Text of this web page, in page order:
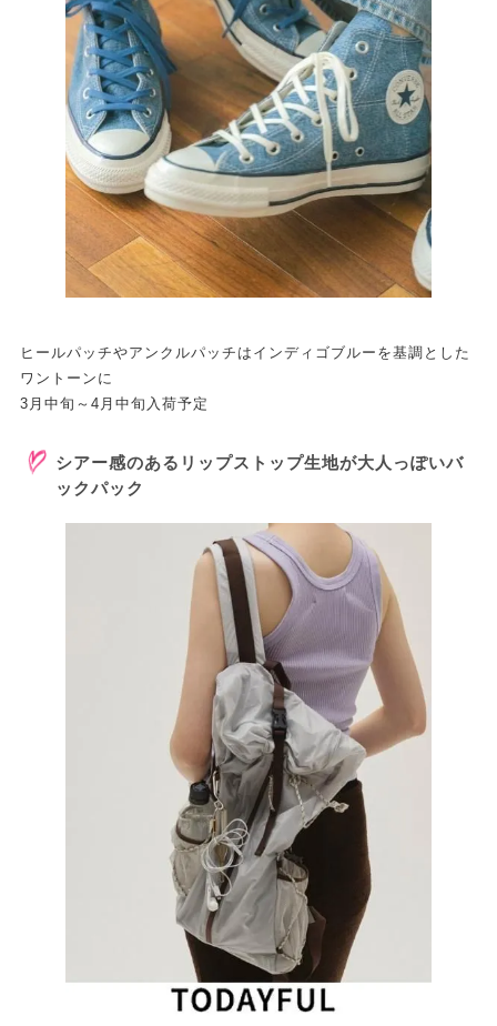
ヒールパッチやアンクルパッチはインディゴブルーを基調とした
ワントーンに
3月中旬～4月中旬入荷予定
シアー感のあるリップストップ生地が大人っぽいバ
ックパック